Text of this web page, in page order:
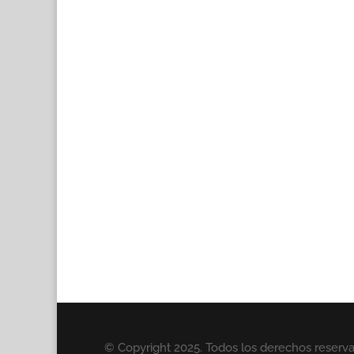
© Copyright 2025. Todos los derechos